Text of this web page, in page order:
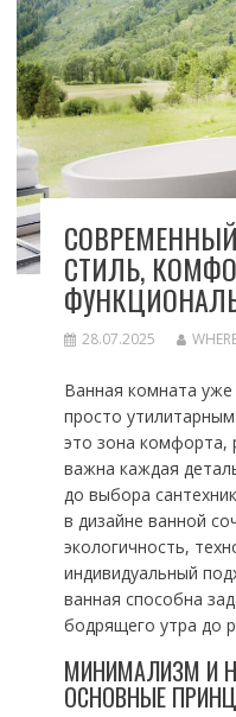
СТИЛЬ,
28.07.2025
Ванная комната
просто
это зона комфорта,
важна каждая
до выбора
в дизайне ванной
экологичность,
индивидуальный
ванная способна
бодрящего утра до
МИНИМАЛИЗМ И
ОСНОВНЫЕ